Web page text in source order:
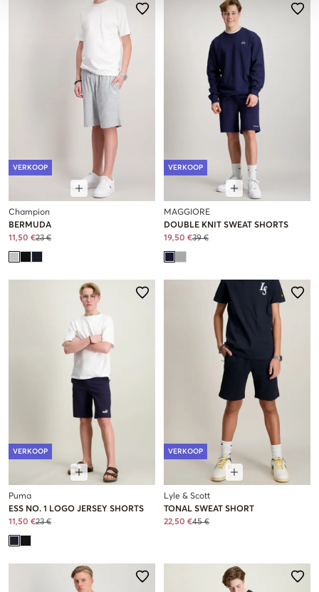
VERKOOP
Champion
BERMUDA
11,50 €23 €
VERKOOP
MAGGIORE
DOUBLE KNIT SWEAT SHORTS
19,50 €39 €
VERKOOP
Puma
ESS NO. 1 LOGO JERSEY SHORTS
11,50 €23 €
VERKOOP
Lyle & Scott
TONAL SWEAT SHORT
22,50 €45 €